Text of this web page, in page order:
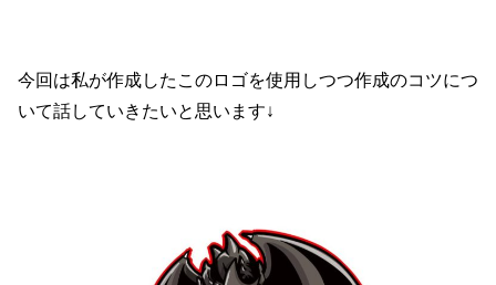
今回は私が作成したこのロゴを使用しつつ作成のコツにつ
いて話していきたいと思います↓